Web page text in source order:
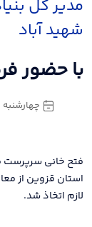
مدیر کل
شهید آباد
با حضور
چهارشنبه 10 اردیبهشت 1404
فتح خانی سرپرست
استان قزوین از
لازم اتخاذ شد.